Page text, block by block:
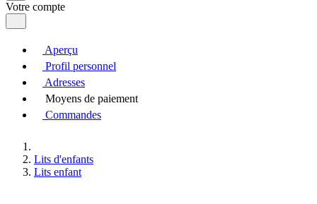
Votre compte
Aperçu
Profil personnel
Adresses
Moyens de paiement
Commandes
Lits d'enfants
Lits enfant